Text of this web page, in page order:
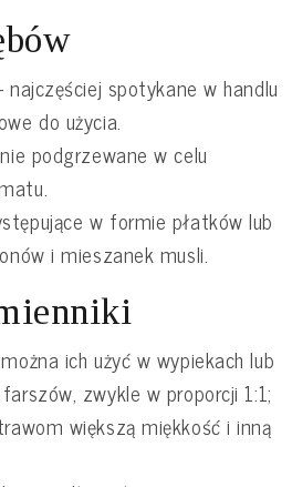
najczęściej spotykane w handlu
do użycia.
podgrzewane w celu
w formie płatków lub
i mieszanek musli.
ich użyć w wypiekach lub
zwykle w proporcji 1:1;
większą miękkość i inną